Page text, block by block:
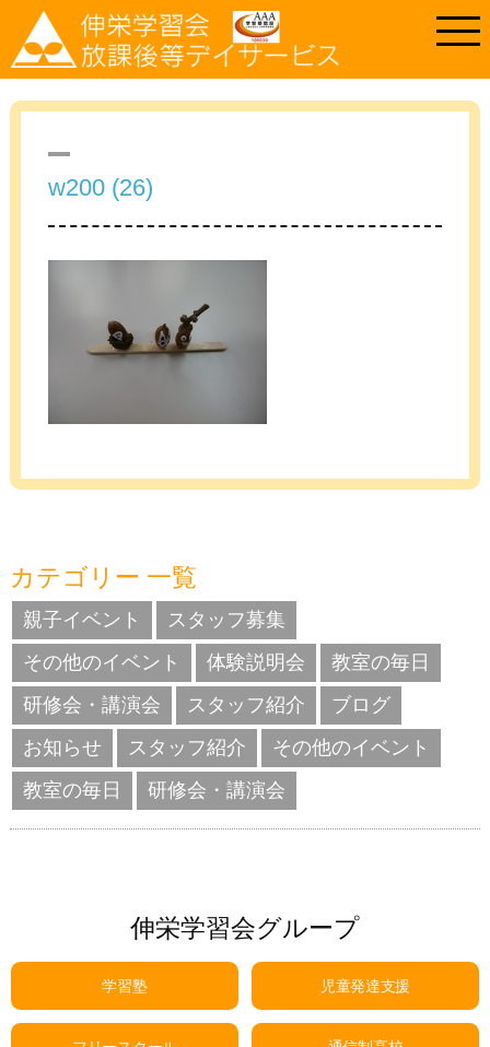
w200 (26)
カテゴリー 一覧
親子イベント
スタッフ募集
その他のイベント
体験説明会
教室の毎日
研修会・講演会
スタッフ紹介
ブログ
お知らせ
スタッフ紹介
その他のイベント
教室の毎日
研修会・講演会
伸栄学習会グループ
学習塾 児童発達支援